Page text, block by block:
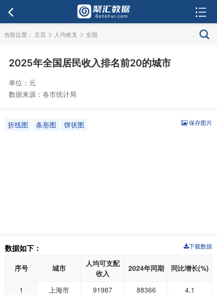
当前位置： 主页 > 人均收支 > 全国
2025年全国居民收入排名前20的城市
单位：元
数据来源：各市统计局
折线图 条形图 饼状图 保存图片
数据如下： 下载数据
序号 城市
人均可支配
收入
2024年同期 同比增长(%)
1 上海市 91987 88366
4.1